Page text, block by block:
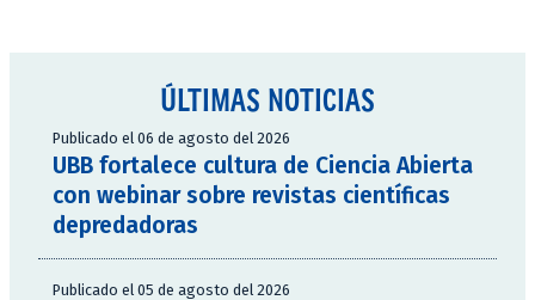
ÚLTIMAS NOTICIAS
Publicado el 06 de agosto del 2026
UBB fortalece cultura de Ciencia Abierta
con webinar sobre revistas científicas
depredadoras
Publicado el 05 de agosto del 2026